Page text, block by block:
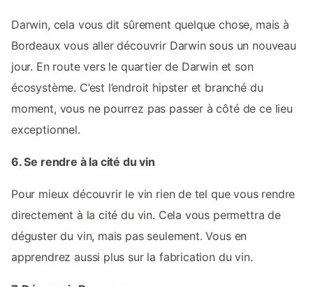
Darwin, cela vous dit sûrement quelque chose, mais à
Bordeaux vous aller découvrir Darwin sous un nouveau
jour. En route vers le quartier de Darwin et son
écosystème. C’est l’endroit hipster et branché du
moment, vous ne pourrez pas passer à côté de ce lieu
exceptionnel.
6. Se rendre à la cité du vin
Pour mieux découvrir le vin rien de tel que vous rendre
directement à la cité du vin. Cela vous permettra de
déguster du vin, mais pas seulement. Vous en
apprendrez aussi plus sur la fabrication du vin.